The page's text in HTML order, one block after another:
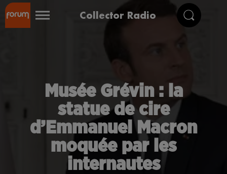
Collector Radio
Musée Grévin : la
statue de cire
d’Emmanuel Macron
moquée par les
internautes